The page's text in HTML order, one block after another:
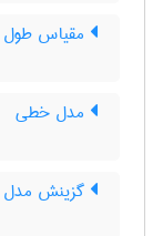
مقیاس طول
مدل خطی
گزینش